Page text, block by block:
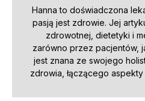
Hanna to doświadczona
pasją jest zdrowie. Jej
zdrowotnej, dietetyki i
zarówno przez pacjentów,
jest znana ze swojego
zdrowia, łączącego